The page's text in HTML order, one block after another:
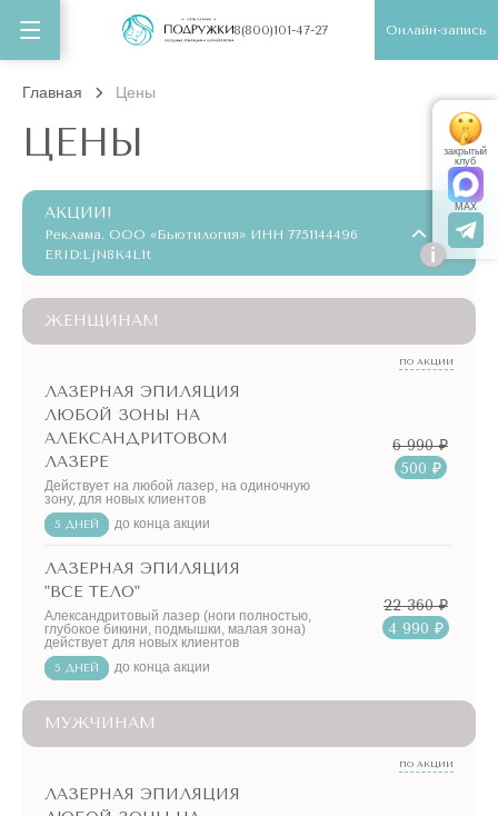
8(800)101-47-27 Онлайн-запись
Главная Цены
ЦЕНЫ
АКЦИИ!
Реклама. ООО «Бьютилогия» ИНН 7751144496
ERID:LjN8K4L1t
ЖЕНЩИНАМ
ПО АКЦИИ
ЛАЗЕРНАЯ ЭПИЛЯЦИЯ
ЛЮБОЙ ЗОНЫ НА
АЛЕКСАНДРИТОВОМ
ЛАЗЕРЕ
Действует на любой лазер, на одиночную
зону, для новых клиентов
5 ДНЕЙ до конца акции
6 990 ₽
500 ₽
ЛАЗЕРНАЯ ЭПИЛЯЦИЯ
"ВСЕ ТЕЛО"
Александритовый лазер (ноги полностью,
глубокое бикини, подмышки, малая зона)
действует для новых клиентов
5 ДНЕЙ до конца акции
22 360 ₽
4 990 ₽
МУЖЧИНАМ
ПО АКЦИИ
ЛАЗЕРНАЯ ЭПИЛЯЦИЯ
i
закрытый
клуб
MAX